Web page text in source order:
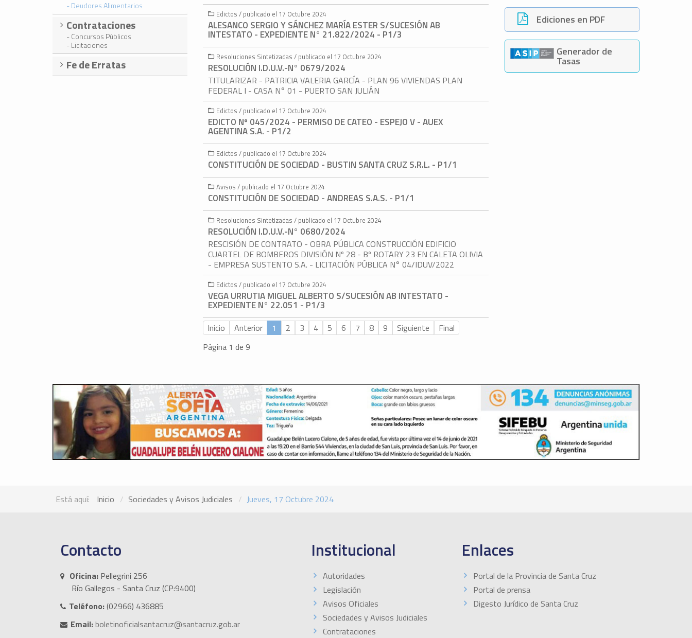
Ediciones en PDF
Generador de
Tasas
- Deudores Alimentarios
Contrataciones
- Concursos Públicos
- Licitaciones
Fe de Erratas
Edictos / publicado el 17 Octubre 2024
ALESANCO SERGIO Y SÁNCHEZ MARÍA ESTER S/SUCESIÓN AB
INTESTATO - EXPEDIENTE N° 21.822/2024 - P1/3
Resoluciones Sintetizadas / publicado el 17 Octubre 2024
RESOLUCIÓN I.D.U.V.-N° 0679/2024
TITULARIZAR - PATRICIA VALERIA GARCÍA - PLAN 96 VIVIENDAS PLAN
FEDERAL I - CASA N° 01 - PUERTO SAN JULIÁN
Edictos / publicado el 17 Octubre 2024
EDICTO Nº 045/2024 - PERMISO DE CATEO - ESPEJO V - AUEX
AGENTINA S.A. - P1/2
Edictos / publicado el 17 Octubre 2024
CONSTITUCIÓN DE SOCIEDAD - BUSTIN SANTA CRUZ S.R.L. - P1/1
Avisos / publicado el 17 Octubre 2024
CONSTITUCIÓN DE SOCIEDAD - ANDREAS S.A.S. - P1/1
Resoluciones Sintetizadas / publicado el 17 Octubre 2024
RESOLUCIÓN I.D.U.V.-N° 0680/2024
RESCISIÓN DE CONTRATO - OBRA PÚBLICA CONSTRUCCIÓN EDIFICIO
CUARTEL DE BOMBEROS DIVISIÓN Nº 28 - Bº ROTARY 23 EN CALETA OLIVIA
- EMPRESA SUSTENTO S.A. - LICITACIÓN PÚBLICA N° 04/IDUV/2022
Edictos / publicado el 17 Octubre 2024
VEGA URRUTIA MIGUEL ALBERTO S/SUCESIÓN AB INTESTATO -
EXPEDIENTE N° 22.051 - P1/3
Inicio Anterior 1 2 3 4 5 6 7 8 9 Siguiente
Final
Página 1 de 9
Está aquí: Inicio Sociedades y Avisos Judiciales Jueves, 17 Octubre 2024
Contacto
Oficina: Pellegrini 256
Río Gallegos - Santa Cruz (CP:9400)
Teléfono:(02966) 436885
Email:boletinoficialsantacruz@santacruz.gob.ar
Institucional
Autoridades
Legislación
Avisos Oficiales
Sociedades y Avisos Judiciales
Contrataciones
Enlaces
Portal de la Provincia de Santa Cruz
Portal de prensa
Digesto Jurídico de Santa Cruz